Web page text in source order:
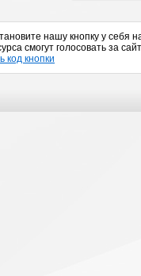
нашу кнопку у себя
смогут голосовать за
код кнопки